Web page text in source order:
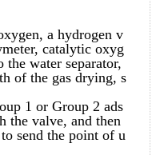
a hydrogen v
catalytic oxyg
water separator,
of the gas drying, s
1 or Group 2 ads
the valve, and then
send the point of u